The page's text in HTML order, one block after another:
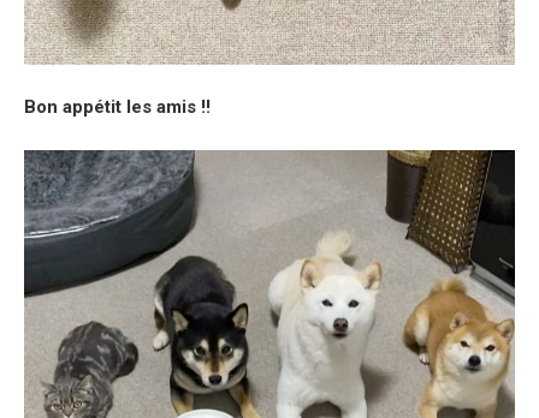
Bon appétit les amis !!